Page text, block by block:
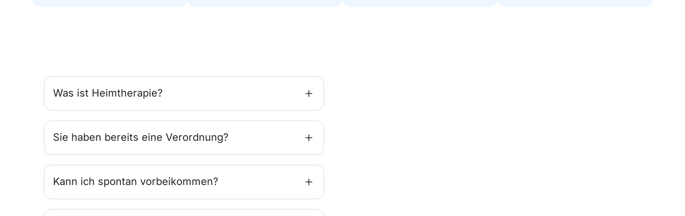
Was ist Heimtherapie?
Sie haben bereits eine Verordnung?
Kann ich spontan vorbeikommen?